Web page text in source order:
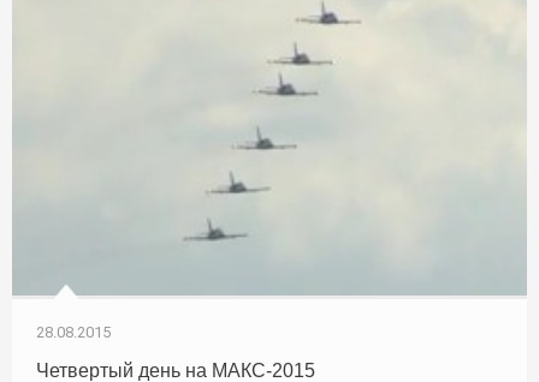
28.08.2015
Четвертый день на МАКС-2015